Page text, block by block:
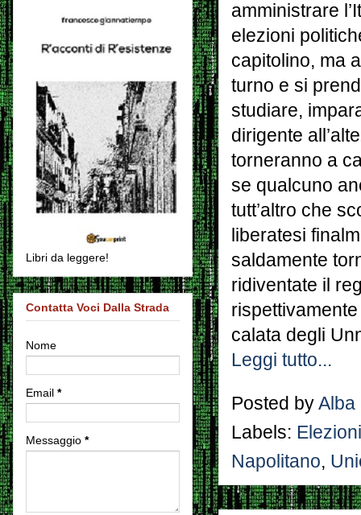
amministrare
elezioni
capitolino, ma
turno e si
studiare,
dirigente
torneranno a
se qualcuno
tutt’altro che
liberatesi
saldamente
ridiventate il
calata degli
Leggi tutto...
Posted by Alba
Labels: Elezioni
Napolitano,
Libri da leggere!
Contatta Voci Dalla Strada
Nome
Email *
Messaggio *